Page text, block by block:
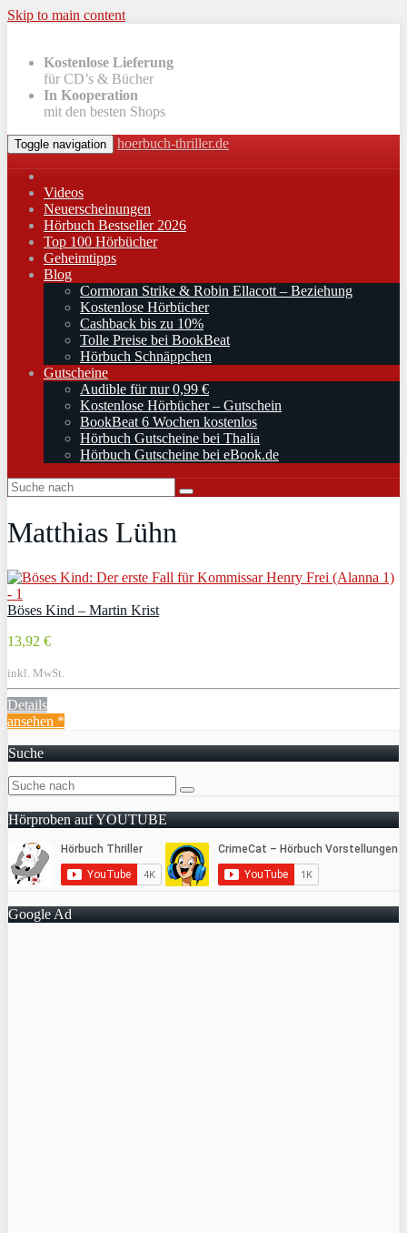
Skip to main content
Kostenlose Lieferung
für CD’s & Bücher
In Kooperation
mit den besten Shops
Toggle navigation hoerbuch-thriller.de
Videos
Neuerscheinungen
Hörbuch Bestseller 2026
Top 100 Hörbücher
Geheimtipps
Blog
Cormoran Strike & Robin Ellacott – Beziehung
Kostenlose Hörbücher
Cashback bis zu 10%
Tolle Preise bei BookBeat
Hörbuch Schnäppchen
Gutscheine
Audible für nur 0,99 €
Kostenlose Hörbücher – Gutschein
BookBeat 6 Wochen kostenlos
Hörbuch Gutscheine bei Thalia
Hörbuch Gutscheine bei eBook.de
Matthias Lühn
Böses Kind – Martin Krist
13,92 €
inkl. MwSt.
Details
ansehen *
Suche
Hörproben auf YOUTUBE
Google Ad